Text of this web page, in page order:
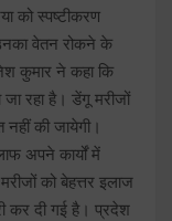
को स्पष्टीकरण
वेतन रोकने के
कुमार ने कहा कि
रहा है। डेंगू मरीजों
नहीं की जायेगी।
अपने कार्यों में
को बेहत्तर इलाज
कर दी गई है। प्रदेश